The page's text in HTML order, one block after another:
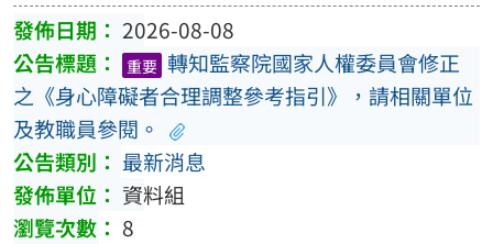
2026-08-08
重要 轉知監察院國家人權委員會修正
之《身心障礙者合理調整參考指引》，請相關單位
及教職員參閱。
最新消息
資料組
8